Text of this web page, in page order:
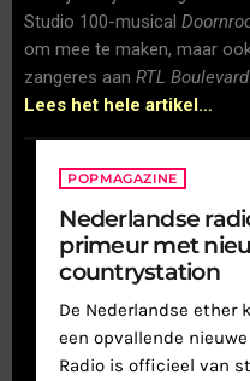
Studio 100-musical
om mee te maken, maar
zangeres aan RTL Boulevard.
Lees het hele artikel…
POPMAGAZINE
Nederlandse
primeur met
countrystation
De Nederlandse ether
een opvallende
Radio is officieel van